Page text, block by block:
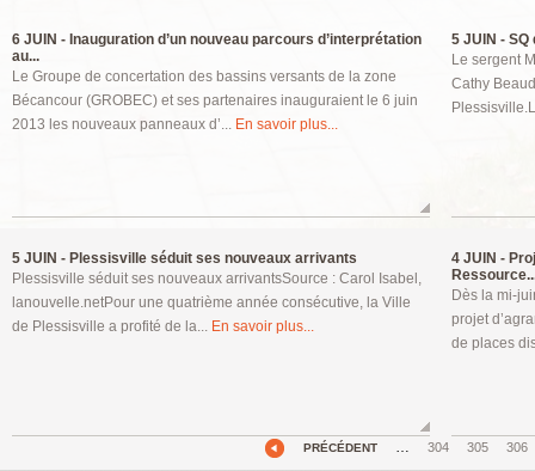
6 JUIN - Inauguration d’un nouveau parcours d’interprétation
au...
Le Groupe de concertation des bassins versants de la zone
Bécancour (GROBEC) et ses partenaires inauguraient le 6 juin
2013 les nouveaux panneaux d’... En savoir plus...
5 JUIN - SQ
Le sergent
Cathy
5 JUIN - Plessisville séduit ses nouveaux arrivants
Plessisville séduit ses nouveaux arrivantsSource : Carol Isabel,
lanouvelle.netPour une quatrième année consécutive, la Ville
de Plessisville a profité de la... En savoir plus...
4 JUIN -
Dès la mi-
projet
de places
PRÉCÉDENT … 304 305 306